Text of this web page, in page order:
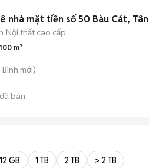
nhà mặt tiền số 50 Bàu Cát,
Nội thất cao cấp
100 m²
Bình mới)
đã bán
GB 1 TB 2 TB > 2 TB